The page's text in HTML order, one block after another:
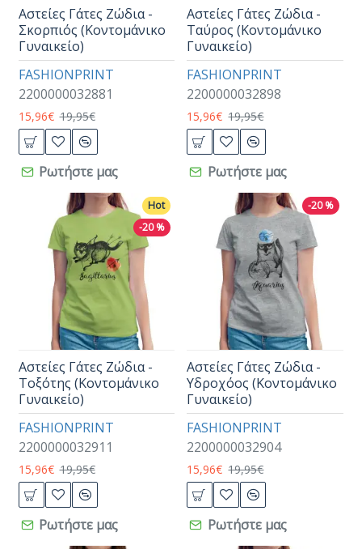
FASHIONPRINT
2200000032881
Αστείες Γάτες Ζώδια -
Σκορπιός (Κοντομάνικο
Γυναικείο)
15,96€ 19,95€
Ρωτήστε μας
FASHIONPRINT
2200000032898
Αστείες Γάτες Ζώδια -
Ταύρος (Κοντομάνικο
Γυναικείο)
15,96€ 19,95€
Ρωτήστε μας
Hot
-20 %
FASHIONPRINT
2200000032911
Αστείες Γάτες Ζώδια -
Τοξότης (Κοντομάνικο
Γυναικείο)
15,96€ 19,95€
Ρωτήστε μας
-20 %
FASHIONPRINT
2200000032904
Αστείες Γάτες Ζώδια -
Υδροχόος (Κοντομάνικο
Γυναικείο)
15,96€ 19,95€
Ρωτήστε μας